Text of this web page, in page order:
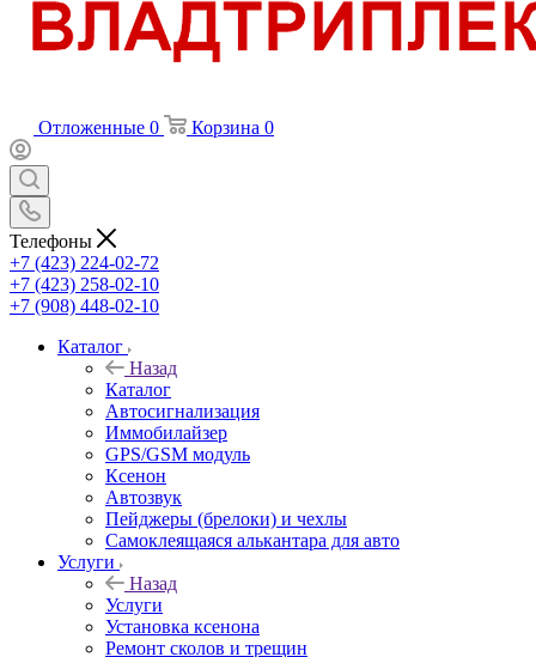
Отложенные 0 Корзина 0
Телефоны
+7 (423) 224-02-72
+7 (423) 258-02-10
+7 (908) 448-02-10
Каталог
Назад
Каталог
Автосигнализация
Иммобилайзер
GPS/GSM модуль
Ксенон
Автозвук
Пейджеры (брелоки) и чехлы
Самоклеящаяся алькантара для авто
Услуги
Назад
Услуги
Установка ксенона
Ремонт сколов и трещин